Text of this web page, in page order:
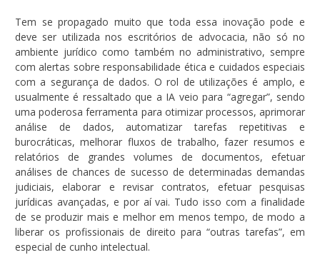
Tem se propagado muito que toda essa inovação pode e
deve ser utilizada nos escritórios de advocacia, não só no
ambiente jurídico como também no administrativo, sempre
com alertas sobre responsabilidade ética e cuidados especiais
com a segurança de dados. O rol de utilizações é amplo, e
usualmente é ressaltado que a IA veio para “agregar”, sendo
uma poderosa ferramenta para otimizar processos, aprimorar
análise de dados, automatizar tarefas repetitivas e
burocráticas, melhorar fluxos de trabalho, fazer resumos e
relatórios de grandes volumes de documentos, efetuar
análises de chances de sucesso de determinadas demandas
judiciais, elaborar e revisar contratos, efetuar pesquisas
jurídicas avançadas, e por aí vai. Tudo isso com a finalidade
de se produzir mais e melhor em menos tempo, de modo a
liberar os profissionais de direito para “outras tarefas”, em
especial de cunho intelectual.